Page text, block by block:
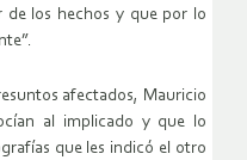
de los hechos y que por lo
afectados, Mauricio
al implicado y que lo
que les indicó el otro